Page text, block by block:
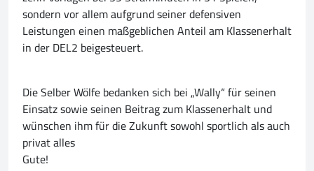
sondern vor allem aufgrund seiner defensiven
Leistungen einen maßgeblichen Anteil am Klassenerhalt
in der DEL2 beigesteuert.
Die Selber Wölfe bedanken sich bei „Wally“ für seinen
Einsatz sowie seinen Beitrag zum Klassenerhalt und
wünschen ihm für die Zukunft sowohl sportlich als auch
privat alles
Gute!